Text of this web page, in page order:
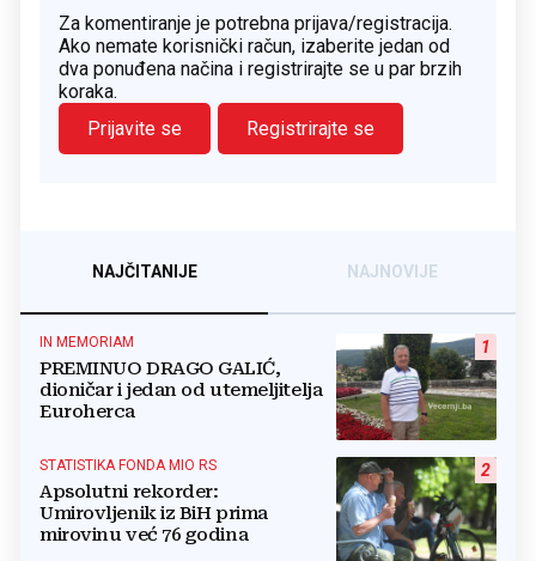
Za komentiranje je potrebna prijava/registracija.
Ako nemate korisnički račun, izaberite jedan od
dva ponuđena načina i registrirajte se u par brzih
koraka.
Prijavite se
Registrirajte se
NAJČITANIJE NAJNOVIJE
1
IN MEMORIAM
PREMINUO DRAGO GALIĆ,
dioničar i jedan od utemeljitelja
Euroherca
2
STATISTIKA FONDA MIO RS
Apsolutni rekorder:
Umirovljenik iz BiH prima
mirovinu već 76 godina